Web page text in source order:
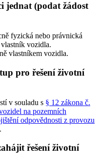
jednat (podat žádost
fyzická nebo právnická
vozidla.
vlastníkem vozidla.
pro řešení životní
v souladu s § 12 zákona č.
na pozemních
odpovědnosti z provozu
.
řešení životní